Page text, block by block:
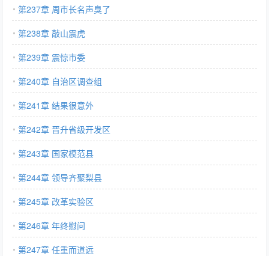
第237章 周市长名声臭了
第238章 敲山震虎
第239章 震惊市委
第240章 自治区调查组
第241章 结果很意外
第242章 晋升省级开发区
第243章 国家模范县
第244章 领导齐聚梨县
第245章 改革实验区
第246章 年终慰问
第247章 任重而道远